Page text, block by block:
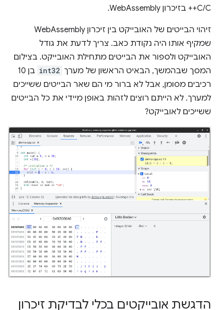
C/C++ בזיכרון WebAssembly.
זיהוי הבייטים של האובייקט בין זיכרון WebAssembly
שמקיף אותו היה נקודת כאב. צריך לדעת את גודל
האובייקט ולספור את הבייטים מתחילת האובייקט. בצילום
המסך שבהמשך, הבאיט הראשון של מערך int32
בן 10
רכיבים מסומן, אבל לא ברור מי הם שאר הבייטים ששייכים
למערך. לא הייתם רוצים לזהות באופן מיידי את כל הבייטים
ששייכים לאובייקט?
הדגשת אובייקטים בכלי לבדיקת זיכרון